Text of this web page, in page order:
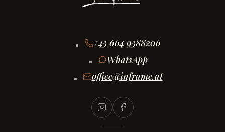
+43 664 9388206
WhatsApp
office@inframe.at